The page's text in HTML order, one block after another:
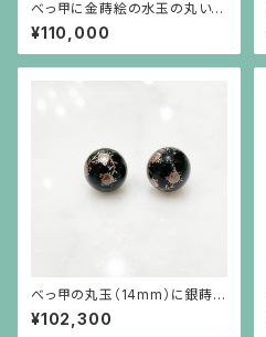
べっ甲に金蒔絵の水玉の丸いイ
ヤリング
¥110,000
べっ甲の丸玉（14mm）に銀蒔絵
の薔薇の螺旋ピアス（18金ポス
ト）
¥102,300